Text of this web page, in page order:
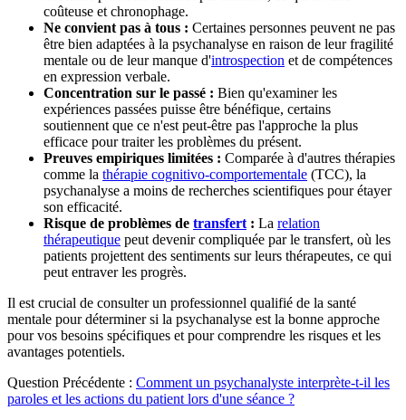
coûteuse et chronophage.
Ne convient pas à tous : Certaines personnes peuvent ne pas
être bien adaptées à la psychanalyse en raison de leur fragilité
mentale ou de leur manque d'introspection et de compétences
en expression verbale.
Concentration sur le passé : Bien qu'examiner les
expériences passées puisse être bénéfique, certains
soutiennent que ce n'est peut-être pas l'approche la plus
efficace pour traiter les problèmes du présent.
Preuves empiriques limitées : Comparée à d'autres thérapies
comme la thérapie cognitivo-comportementale (TCC), la
psychanalyse a moins de recherches scientifiques pour étayer
son efficacité.
Risque de problèmes de transfert : La relation
thérapeutique peut devenir compliquée par le transfert, où les
patients projettent des sentiments sur leurs thérapeutes, ce qui
peut entraver les progrès.
Il est crucial de consulter un professionnel qualifié de la santé
mentale pour déterminer si la psychanalyse est la bonne approche
pour vos besoins spécifiques et pour comprendre les risques et les
avantages potentiels.
Question Précédente : Comment un psychanalyste interprète-t-il les
paroles et les actions du patient lors d'une séance ?